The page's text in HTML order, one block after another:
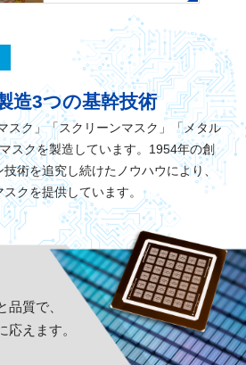
造3つの基幹技術
スク」「スクリーンマスク」「メタル
スクを製造しています。1954年の創
術を追究し続けたノウハウにより、
クを提供しています。
品質で、
応えます。